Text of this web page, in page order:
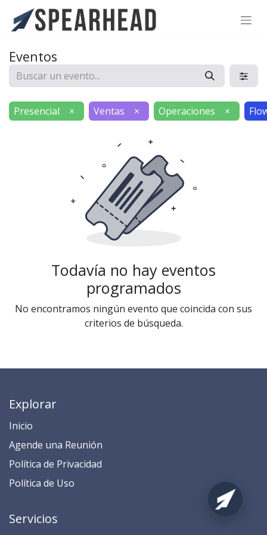
Eventos
Presencial × Ventas × Operaciones ×
Todavía no hay eventos
programados
No encontramos ningún evento que coincida con sus
criterios de búsqueda.
Explorar
Inicio
​​​​​​​​​​​​​​​​​​​​​​​​​​​​A​gend​e ​u​na​ Reunión​
​​​​​​P​o​l​ítica de Privacidad
​​​​​​​​​​​P​o​l​í​t​ic​a​ d​e ​U​so​
Servicios